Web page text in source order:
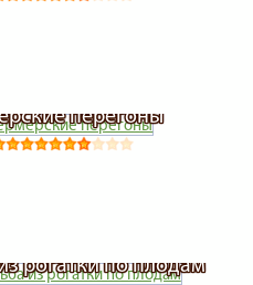
перегоны
рогатки по плодам